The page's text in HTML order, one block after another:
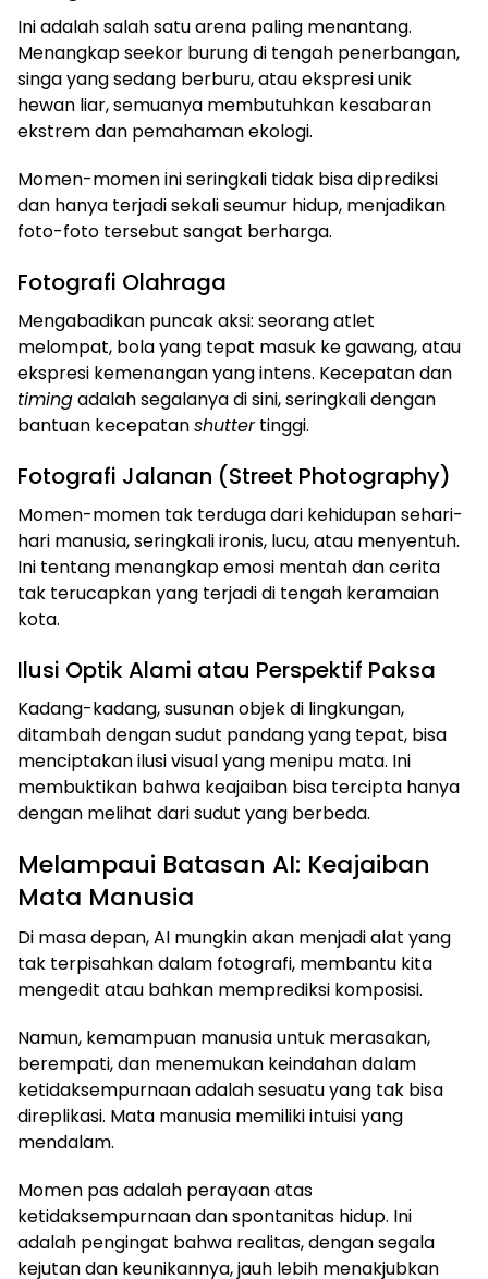
Ini adalah salah satu arena paling menantang.
Menangkap seekor burung di tengah penerbangan,
singa yang sedang berburu, atau ekspresi unik
hewan liar, semuanya membutuhkan kesabaran
ekstrem dan pemahaman ekologi.
Momen-momen ini seringkali tidak bisa diprediksi
dan hanya terjadi sekali seumur hidup, menjadikan
foto-foto tersebut sangat berharga.
Fotografi Olahraga
Mengabadikan puncak aksi: seorang atlet
melompat, bola yang tepat masuk ke gawang, atau
ekspresi kemenangan yang intens. Kecepatan dan
timingadalah segalanya di sini, seringkali dengan
bantuan kecepatanshuttertinggi.
Fotografi Jalanan (Street Photography)
Momen-momen tak terduga dari kehidupan sehari-
hari manusia, seringkali ironis, lucu, atau menyentuh.
Ini tentang menangkap emosi mentah dan cerita
tak terucapkan yang terjadi di tengah keramaian
kota.
Ilusi Optik Alami atau Perspektif Paksa
Kadang-kadang, susunan objek di lingkungan,
ditambah dengan sudut pandang yang tepat, bisa
menciptakan ilusi visual yang menipu mata. Ini
membuktikan bahwa keajaiban bisa tercipta hanya
dengan melihat dari sudut yang berbeda.
Melampaui Batasan AI: Keajaiban
Mata Manusia
Di masa depan, AI mungkin akan menjadi alat yang
tak terpisahkan dalam fotografi, membantu kita
mengedit atau bahkan memprediksi komposisi.
Namun, kemampuan manusia untuk merasakan,
berempati, dan menemukan keindahan dalam
ketidaksempurnaan adalah sesuatu yang tak bisa
direplikasi. Mata manusia memiliki intuisi yang
mendalam.
Momen pas adalah perayaan atas
ketidaksempurnaan dan spontanitas hidup. Ini
adalah pengingat bahwa realitas, dengan segala
kejutan dan keunikannya, jauh lebih menakjubkan